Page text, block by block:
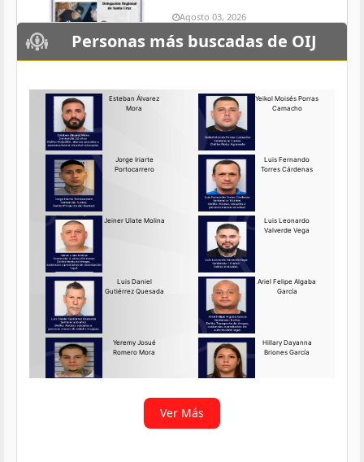
Agosto 03, 2026
Persona requerida
La Delegación Regional de Santa
Requerido OIJ Puntarenas:
2069-2026
Agosto 03, 2026
Persona requerida
La Delegación Regional de
Puntarenas del Organismo de
Investigación
Ver más
Personas más buscadas de OIJ
Ver Más